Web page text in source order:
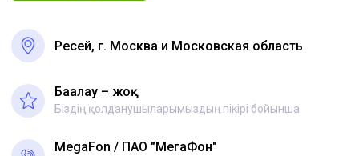
Ресей, г. Москва и Московская область
Бағалау – жоқ
Біздің қолданушыларымыздың пікірі бойынша
MegaFon ПАО "МегаФон"